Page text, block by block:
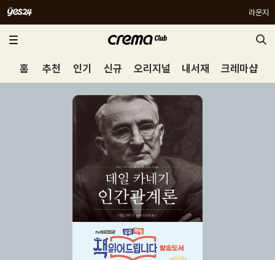
라운지
홈 추천 인기 신규 오리지널 내서재 크레마샵